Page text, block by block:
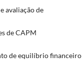
avaliação de
de CAPM
de equilíbrio financeiro